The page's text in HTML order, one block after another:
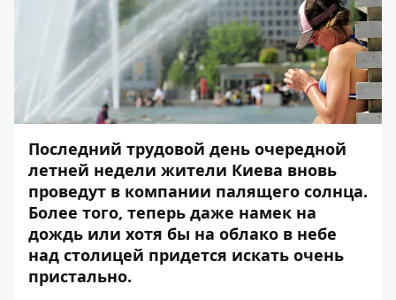
Последний трудовой день очередной
летней недели жители Киева вновь
проведут в компании палящего солнца.
Более того, теперь даже намек на
дождь или хотя бы на облако в небе
над столицей придется искать очень
пристально.